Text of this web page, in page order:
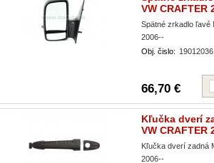
VW CRAFTER
Spätné zrkadlo ľavé
2006--
Obj. čislo: 19012036
66,70 €
Kľučka dverí
VW CRAFTER
Kľučka dverí zadná
2006--